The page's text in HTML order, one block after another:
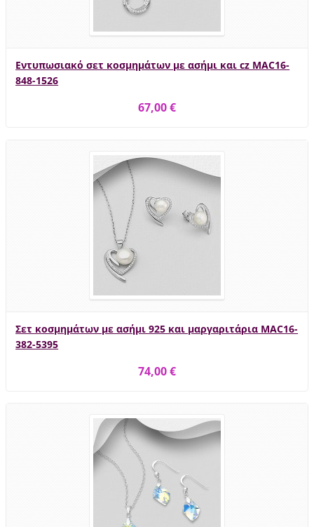
Εντυπωσιακό σετ κοσμημάτων με ασήμι και cz MAC16-
848-1526
67,00 €
Σετ κοσμημάτων με ασήμι 925 και μαργαριτάρια MAC16-
382-5395
74,00 €